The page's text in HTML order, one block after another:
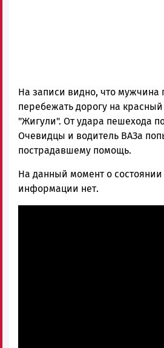
На записи видно, что мужчина
перебежать дорогу на
"Жигули". От удара пешехода
Очевидцы и водитель ВАЗа
пострадавшему помощь.
На данный момент о
информации нет.